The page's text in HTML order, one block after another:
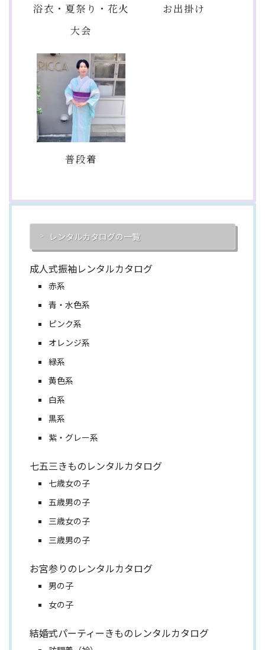
浴衣・夏祭り・花火
大会
お出掛け
普段着
レンタルカタログの一覧
成人式振袖レンタルカタログ
赤系
青・水色系
ピンク系
オレンジ系
緑系
黄色系
白系
黒系
紫・グレー系
七五三きものレンタルカタログ
七歳女の子
五歳男の子
三歳女の子
三歳男の子
お宮参りのレンタルカタログ
男の子
女の子
結婚式パーティーきものレンタルカタログ